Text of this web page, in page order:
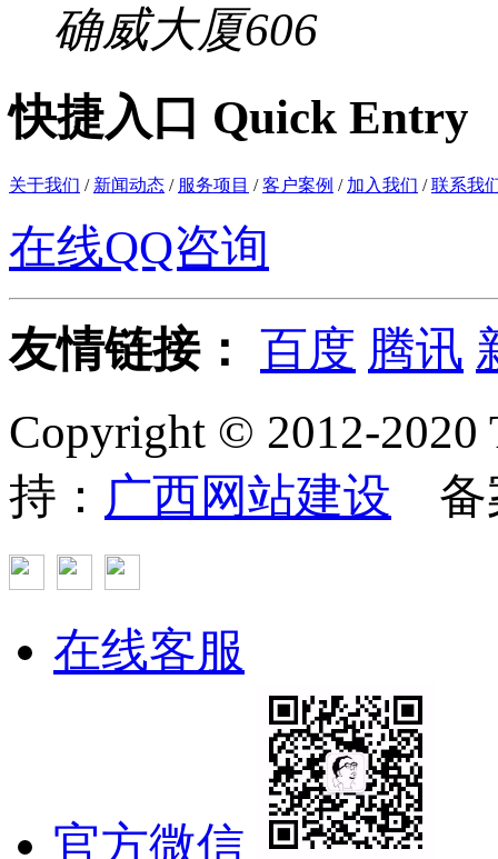
确威大厦606
快捷入口 Quick Entry
关于我们 / 新闻动态 / 服务项目 /客户案例 / 加入我们 /联系我
在线QQ咨询
友情链接： 百度 腾讯
Copyright © 2012-
持： 广西网站建设 备
在线客服
官方微信